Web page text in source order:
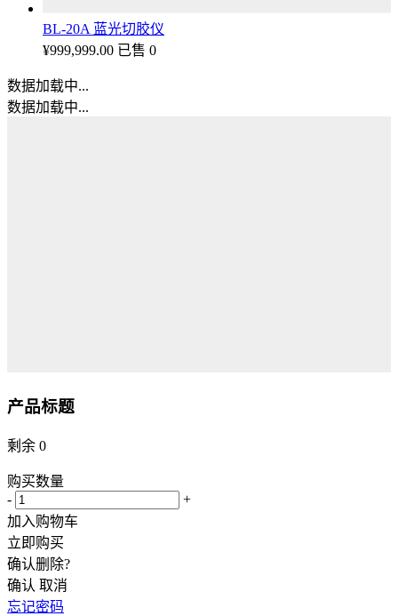
BL-20A 蓝光切胶仪
¥999,999.00 已售 0
数据加载中...
数据加载中...
产品标题
剩余 0
购买数量
-
+
加入购物车
立即购买
确认删除?
确认 取消
忘记密码